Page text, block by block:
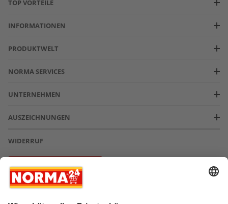
TOP VORTEILE
INFORMATIONEN
PRODUKTWELT
NORMA SERVICES
UNTERNEHMEN
AUSZEICHNUNGEN
WIDERRUF
Vertrag widerrufen